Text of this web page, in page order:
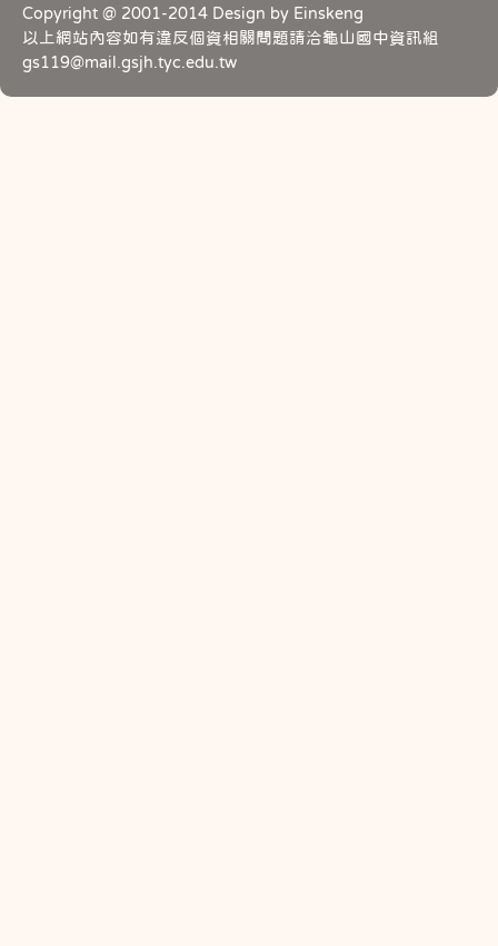
Copyright @ 2001-2014 Design by Einskeng
以上網站內容如有違反個資相關問題請洽龜山國中資訊組
gs119@mail.gsjh.tyc.edu.tw